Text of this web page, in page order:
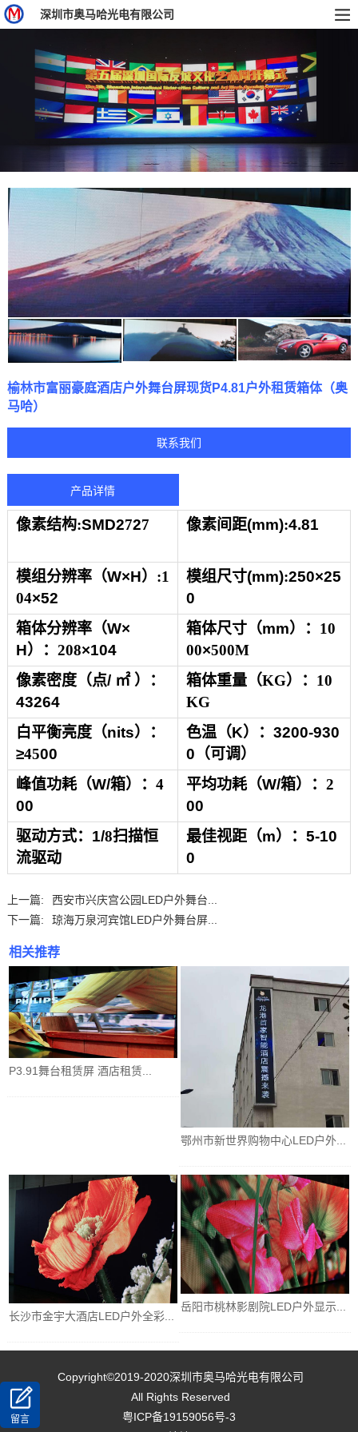
深圳市奥马哈光电有限公司
榆林市富丽豪庭酒店户外舞台屏现货P4.81户外租赁箱体（奥
马哈）
联系我们
产品详情
像素结构:SMD2727 像素间距(mm):4.81
模组分辨率（W×H） :1
04×52
模组尺寸(mm):250×25
0
箱体分辨率（W×
H） ： 208×104
箱体尺寸（mm） ： 10
00×500M
像素密度（点/ ㎡ ）
：
43264
箱体重量（KG）： 10
KG
白平衡亮度（nits）
：
≥4500
色温（K） ： 3200-930
0 （可调）
峰值功耗（W/箱） ： 4
00
平均功耗（W/箱） ： 2
00
驱动方式： 1/8扫描恒
流驱动
最佳视距（m） ： 5-10
0
上一篇:
西安市兴庆宫公园LED户外舞台...
下一篇:
琼海万泉河宾馆LED户外舞台屏...
相关推荐
P3.91舞台租赁屏 酒店租赁...
鄂州市新世界购物中心LED户外...
长沙市金宇大酒店LED户外全彩...
岳阳市桃林影剧院LED户外显示...
Copyright©2019-2020深圳市奥马哈光电有限公司
All Rights Reserved
粤ICP备19159056号-3
留言